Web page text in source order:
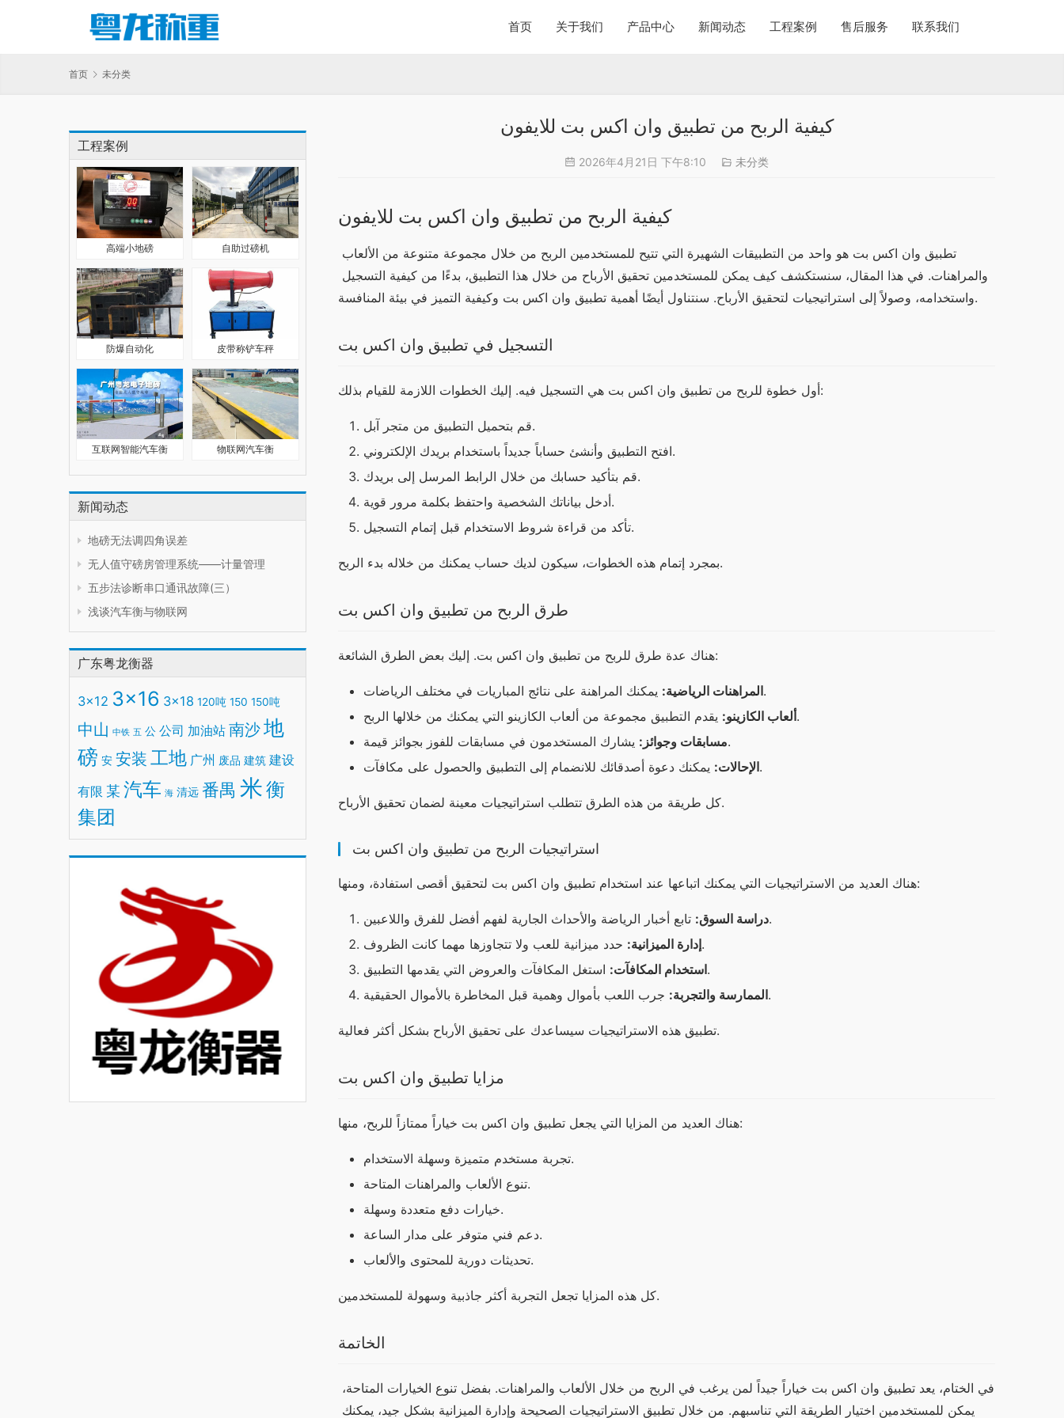
首页 关于我们 产品中心 新闻动态 工程案例 售后服务 联系我们
首页 未分类
工程案例
高端小地磅 自助过磅机
防爆自动化 皮带称铲车秤
互联网智能汽车衡 物联网汽车衡
新闻动态
地磅无法调四角误差
无人值守磅房管理系统——计量管理
五步法诊断串口通讯故障(三）
浅谈汽车衡与物联网
广东粤龙衡器
3x12 3x16 3x18 120吨 150 150吨
中山 中铁 五 公 公司 加油站 南沙地
磅 安 安装 工地 广州 废品 建筑 建设
有限 某 汽车 海 清远 番禺 米衡
集团
كيفية الربح من تطبيق وان اكس بت للايفون
2026年4月21日 下午8:10 未分类
كيفية الربح من تطبيق وان اكس بت للايفون
واستخدامه، وصولاً إلى استراتيجيات لتحقيق الأرباح. سنتناول أيضًا أهمية تطبيق وان اكس بت وكيفية التميز في بيئة المنافسة.
التسجيل في تطبيق وان اكس بت
أول خطوة للربح من تطبيق وان اكس بت هي التسجيل فيه. إليك الخطوات اللازمة للقيام بذلك:
قم بتحميل التطبيق من متجر آبل.
افتح التطبيق وأنشئ حساباً جديداً باستخدام بريدك الإلكتروني.
قم بتأكيد حسابك من خلال الرابط المرسل إلى بريدك.
أدخل بياناتك الشخصية واحتفظ بكلمة مرور قوية.
تأكد من قراءة شروط الاستخدام قبل إتمام التسجيل.
بمجرد إتمام هذه الخطوات، سيكون لديك حساب يمكنك من خلاله بدء الربح.
طرق الربح من تطبيق وان اكس بت
هناك عدة طرق للربح من تطبيق وان اكس بت. إليك بعض الطرق الشائعة:
المراهنات الرياضية:يمكنك المراهنة على نتائج المباريات في مختلف الرياضات.
ألعاب الكازينو:يقدم التطبيق مجموعة من ألعاب الكازينو التي يمكنك من خلالها الربح.
مسابقات وجوائز:يشارك المستخدمون في مسابقات للفوز بجوائز قيمة.
الإحالات:يمكنك دعوة أصدقائك للانضمام إلى التطبيق والحصول على مكافآت.
كل طريقة من هذه الطرق تتطلب استراتيجيات معينة لضمان تحقيق الأرباح.
استراتيجيات الربح من تطبيق وان اكس بت
هناك العديد من الاستراتيجيات التي يمكنك اتباعها عند استخدام تطبيق وان اكس بت لتحقيق أقصى استفادة، ومنها:
دراسة السوق:تابع أخبار الرياضة والأحداث الجارية لفهم أفضل للفرق واللاعبين.
إدارة الميزانية:حدد ميزانية للعب ولا تتجاوزها مهما كانت الظروف.
استخدام المكافآت:استغل المكافآت والعروض التي يقدمها التطبيق.
الممارسة والتجربة:جرب اللعب بأموال وهمية قبل المخاطرة بالأموال الحقيقية.
تطبيق هذه الاستراتيجيات سيساعدك على تحقيق الأرباح بشكل أكثر فعالية.
مزايا تطبيق وان اكس بت
هناك العديد من المزايا التي يجعل تطبيق وان اكس بت خياراً ممتازاً للربح، منها:
تجربة مستخدم متميزة وسهلة الاستخدام.
تنوع الألعاب والمراهنات المتاحة.
خيارات دفع متعددة وسهلة.
دعم فني متوفر على مدار الساعة.
تحديثات دورية للمحتوى والألعاب.
كل هذه المزايا تجعل التجربة أكثر جاذبية وسهولة للمستخدمين.
الخاتمة